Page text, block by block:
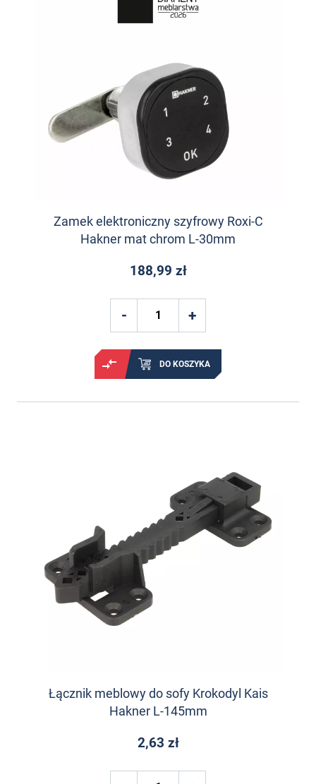
Zamek elektroniczny szyfrowy Roxi-C
Hakner mat chrom L-30mm
188,99 zł
DO KOSZYKA
Łącznik meblowy do sofy Krokodyl Kais
Hakner L-145mm
2,63 zł